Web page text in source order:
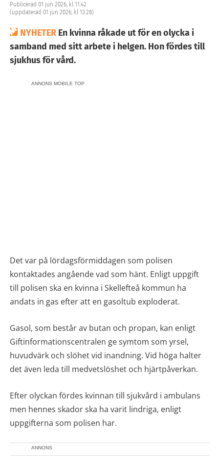
Publicerad 01 jun 2026, kl 11:42
(uppdaterad 01 jun 2026, kl 13:28)
NYHETER En kvinna råkade ut för en olycka i
samband med sitt arbete i helgen. Hon fördes till
sjukhus för vård.
ANNONS MOBILE TOP
Det var på lördagsförmiddagen som polisen
kontaktades angående vad som hänt. Enligt uppgift
till polisen ska en kvinna i Skellefteå kommun ha
andats in gas efter att en gasoltub exploderat.
Gasol, som består av butan och propan, kan enligt
Giftinformationscentralen ge symtom som yrsel,
huvudvärk och slöhet vid inandning. Vid höga halter
det även leda till medvetslöshet och hjärtpåverkan.
Efter olyckan fördes kvinnan till sjukvård i ambulans
men hennes skador ska ha varit lindriga, enligt
uppgifterna som polisen har.
ANNONS